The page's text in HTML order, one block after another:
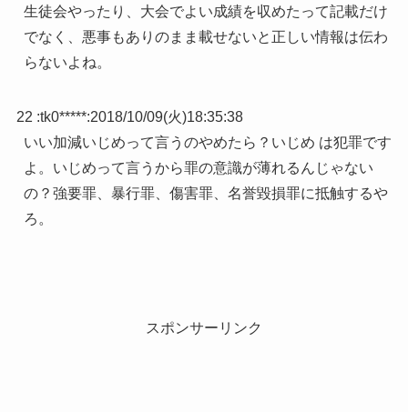
生徒会やったり、大会でよい成績を収めたって記載だけ
でなく、悪事もありのまま載せないと正しい情報は伝わ
らないよね。
22 :tk0*****:2018/10/09(火)18:35:38
いい加減いじめって言うのやめたら？いじめ は犯罪です
よ。いじめって言うから罪の意識が薄れるんじゃない
の？強要罪、暴行罪、傷害罪、名誉毀損罪に抵触するや
ろ。
スポンサーリンク